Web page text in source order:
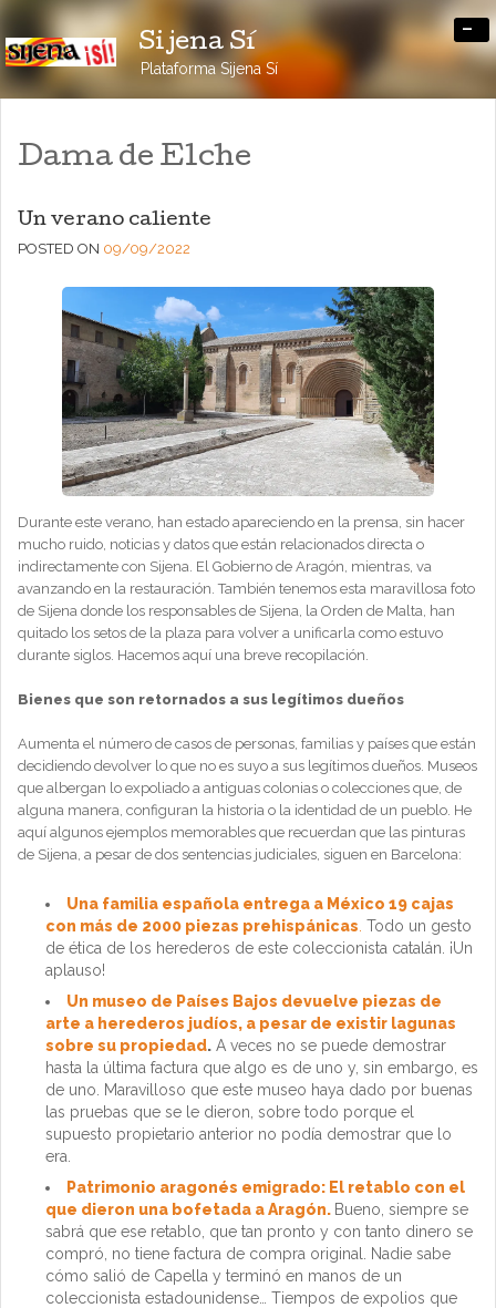
Sijena Sí
Plataforma Sijena Sí
-
Dama de Elche
Un verano caliente
POSTED ON 09/09/2022
Durante este verano, han estado apareciendo en la prensa, sin hacer
mucho ruido, noticias y datos que están relacionados directa o
indirectamente con Sijena. El Gobierno de Aragón, mientras, va
avanzando en la restauración. También tenemos esta maravillosa foto
de Sijena donde los responsables de Sijena, la Orden de Malta, han
quitado los setos de la plaza para volver a unificarla como estuvo
durante siglos. Hacemos aquí una breve recopilación.
Bienes que son retornados a sus legítimos dueños
Aumenta el número de casos de personas, familias y países que están
decidiendo devolver lo que no es suyo a sus legítimos dueños. Museos
que albergan lo expoliado a antiguas colonias o colecciones que, de
alguna manera, configuran la historia o la identidad de un pueblo. He
aquí algunos ejemplos memorables que recuerdan que las pinturas
de Sijena, a pesar de dos sentencias judiciales, siguen en Barcelona:
Una familia española entrega a México 19 cajas
con más de 2000 piezas prehispánicas Todo un gesto
de ética de los herederos de este coleccionista catalán. ¡Un
aplauso!
Un museo de Países Bajos devuelve piezas de
arte a herederos judíos, a pesar de existir lagunas
sobre su propiedad. A veces no se puede demostrar
hasta la última factura que algo es de uno y, sin embargo, es
de uno. Maravilloso que este museo haya dado por buenas
las pruebas que se le dieron, sobre todo porque el
supuesto propietario anterior no podía demostrar que lo
era.
Patrimonio aragonés emigrado: El retablo con el
que dieron una bofetada a Aragón. Bueno, siempre se
sabrá que ese retablo, que tan pronto y con tanto dinero se
compró, no tiene factura de compra original. Nadie sabe
cómo salió de Capella y terminó en manos de un
coleccionista estadounidense… Tiempos de expolios que